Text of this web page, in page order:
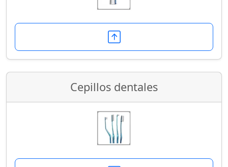
Cepillos dentales